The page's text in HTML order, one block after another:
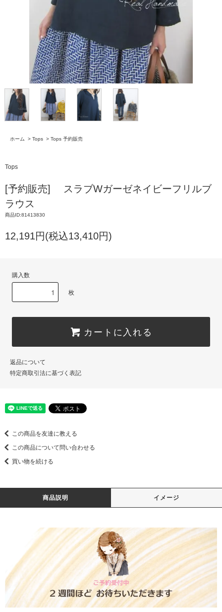
ホーム > Tops > Tops 予約販売
Tops
[予約販売] スラブWガーゼネイビーフリルブ
ラウス
商品ID:81413830
12,191円(税込13,410円)
購入数
枚
カートに入れる
返品について
特定商取引法に基づく表記
この商品を友達に教える
この商品について問い合わせる
買い物を続ける
商品説明 イメージ